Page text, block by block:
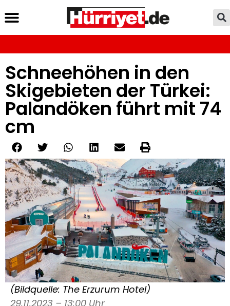
Schneehöhen in den
Skigebieten der Türkei:
Palandöken führt mit 74
cm
(Bildquelle: The Erzurum Hotel)
29.11.2023 – 13:00 Uhr